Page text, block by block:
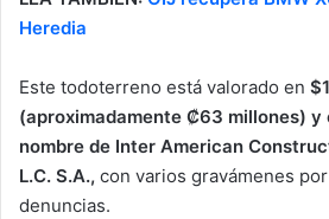
Heredia
Este todoterreno está valorado en
(aproximadamente ₡63 millones) y
nombre de Inter American
L.C. S.A., con varios gravámenes
denuncias.